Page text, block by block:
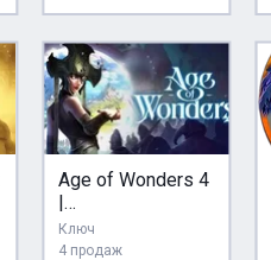
Age of Wonders 4
|
АВТОДОСТАВКА
[Россия - Steam
Ключ
4 продаж